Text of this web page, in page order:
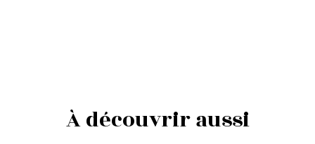
À découvrir aussi